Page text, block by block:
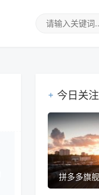
今日关注